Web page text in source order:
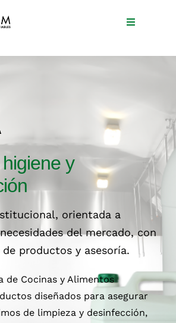
Toggle
y
orientada a
del mercado, con
productos y asesoría.
de Cocinas y Alimentos
diseñados para asegurar
de limpieza y desinfección,